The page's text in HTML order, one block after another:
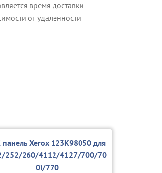
время доставки
от удаленности
Xerox 123K98050 для
252/260/4112/4127/700/70
0i/770